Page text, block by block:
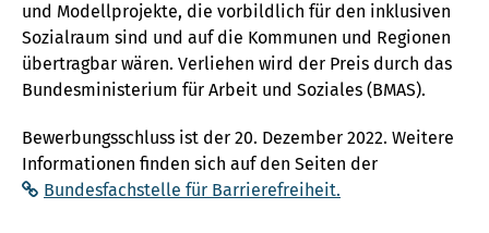
und Modellprojekte, die vorbildlich für den inklusiven
Sozialraum sind und auf die Kommunen und Regionen
übertragbar wären. Verliehen wird der Preis durch das
Bundesministerium für Arbeit und Soziales (BMAS).
Bewerbungsschluss ist der 20. Dezember 2022. Weitere
Informationen finden sich auf den Seiten der
Bundesfachstelle für Barrierefreiheit.